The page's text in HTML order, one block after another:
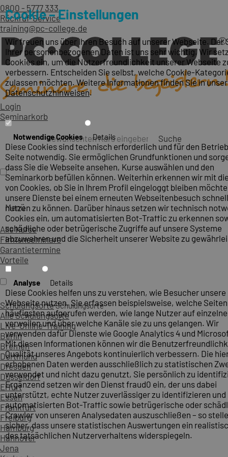
0800 - 5777 333
Rückruf-Service
training@pc-college.de
Login
Seminarkorb
Suche
Menü
Alle Kurse
Firmenseminare
Garantietermine
Vorteile
SchulungsorteSchulungsorte
Alle Schulungsorte
Live-Online-Training
Berlin
Bremen
Dortmund
Dresden
Düsseldorf
Erfurt
Essen
Frankfurt
Freiburg
Hamburg
Hannover
Jena
Cookie – Einstellungen
Wir freuen uns über Ihren Besuch auf unserer Webseite. Der
Ihrer personenbezogenen Daten ist uns sehr wichtig. Wir
Cookies ein, um die Nutzerfreundlichkeit unserer Webseite
verbessern. Entscheiden Sie selbst, welche Cookie-
zulassen möchten. Weitere Informationen finden Sie in
Datenschutzhinweisen.
Notwendige Cookies Details
Diese Cookies sind technisch erforderlich und für den
Seite notwendig. Sie ermöglichen Grundfunktionen und
dass Sie die Webseite ansehen, Kurse auswählen und den
Seminarkorb befüllen können. Weiterhin erkennen wir mit
von Cookies, ob Sie in Ihrem Profil eingeloggt bleiben
unsere Dienste bei einem erneuten Webseitenbesuch
nutzen zu können. Darüber hinaus setzen wir technisch
Cookies ein, um automatisierten Bot-Traffic zu erkennen
schädliche oder betrügerische Zugriffe auf unsere Systeme
abzuwehren und die Sicherheit unserer Website zu
Analyse Details
Diese Cookies helfen uns zu verstehen, wie Besucher unsere
Webseite nutzen. Sie erfassen beispielsweise, welche
häufigsten aufgerufen werden, wie lange Nutzer auf
verweilen und über welche Kanäle sie zu uns gelangen. Wir
verwenden dafür Dienste wie Google Analytics 4 und
Mit diesen Informationen können wir die
Qualität unseres Angebots kontinuierlich verbessern. Die
erhobenen Daten werden ausschließlich zu statistischen
verwendet und nicht dazu genutzt, Sie persönlich zu
Ergänzend setzen wir den Dienst fraud0 ein, der uns dabei
unterstützt, echte Nutzer zuverlässiger zu identifizieren und
automatisierten Bot-Traffic sowie betrügerische oder
Crawler von unseren Analysedaten auszuschließen – so
sicher, dass unsere statistischen Auswertungen ein
des tatsächlichen Nutzerverhaltens widerspiegeln.